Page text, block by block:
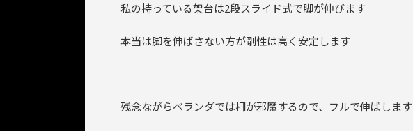
私の持っている架台は2段スライド式で脚が伸びます
本当は脚を伸ばさない方が剛性は高く安定します
残念ながらベランダでは柵が邪魔するので、フルで伸ばします